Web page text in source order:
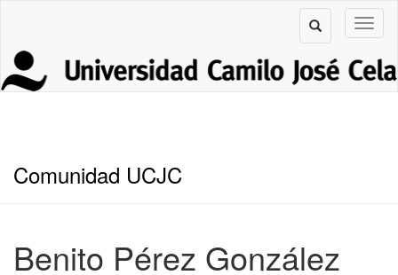
Comunidad UCJC
Benito Pérez González